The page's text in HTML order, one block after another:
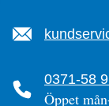
0371-58
Öppet